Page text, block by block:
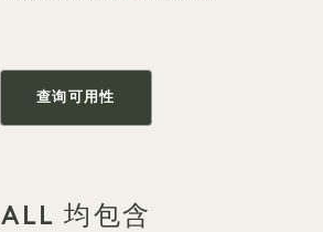
查询可用性
ALL 均包含